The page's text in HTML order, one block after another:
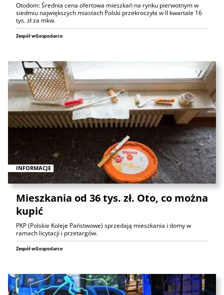
Otodom: Średnia cena ofertowa mieszkań na rynku pierwotnym w
siedmiu największych miastach Polski przekroczyła w II kwartale 16
tys. zł za mkw.
Zespół wGospodarce
INFORMACJE
Mieszkania od 36 tys. zł. Oto, co można
kupić
PKP (Polskie Koleje Państwowe) sprzedają mieszkania i domy w
ramach licytacji i przetargów.
Zespół wGospodarce